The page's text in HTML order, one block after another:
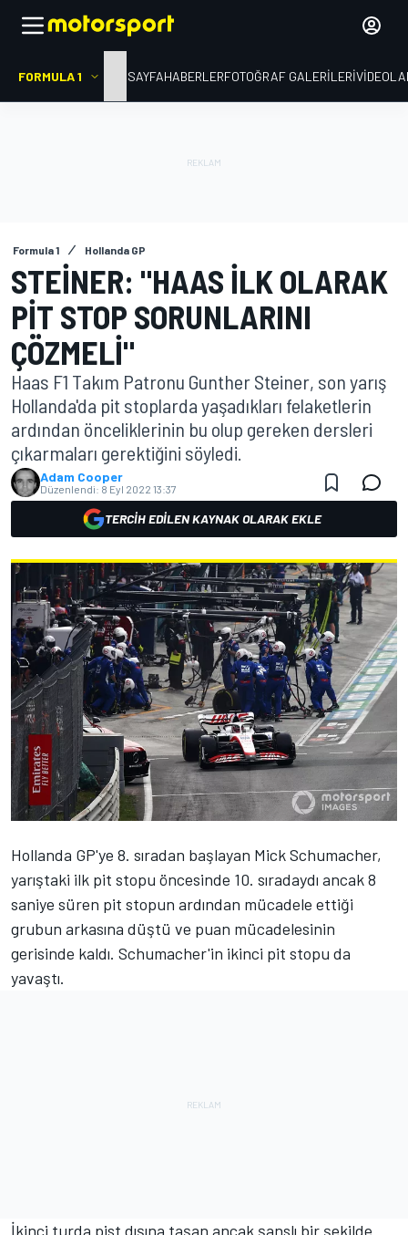
FORMULA 1 ANA SAYFAHABERLERFOTOĞRAF GALERILERI
Formula 1 Hollanda GP
STEINER: "HAAS ILK OLARAK
PIT STOP SORUNLARINI
ÇÖZMELI"
Haas F1 Takım Patronu Gunther Steiner, son yarış
Hollanda'da pit stoplarda yaşadıkları felaketlerin
ardından önceliklerinin bu olup gereken dersleri
çıkarmaları gerektiğini söyledi.
Adam Cooper
Düzenlendi: 8 Eyl 2022 13:37
TERCIH EDILEN KAYNAK OLARAK EKLE
Hollanda GP'ye 8. sıradan başlayan Mick Schumacher,
yarıştaki ilk pit stopu öncesinde 10. sıradaydı ancak 8
saniye süren pit stopun ardından mücadele ettiği
grubun arkasına düştü ve puan mücadelesinin
gerisinde kaldı. Schumacher'in ikinci pit stopu da
yavaştı.
İkinci turda pist dışına taşan ancak şanslı bir şekilde